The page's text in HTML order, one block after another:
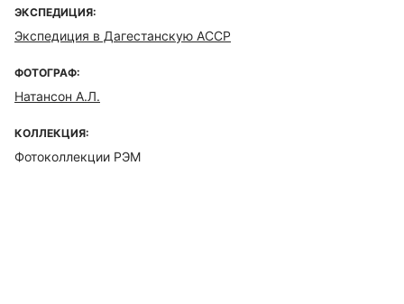
ЭКСПЕДИЦИЯ:
Экспедиция в Дагестанскую АССР
ФОТОГРАФ:
Натансон А.Л.
КОЛЛЕКЦИЯ:
Фотоколлекции РЭМ